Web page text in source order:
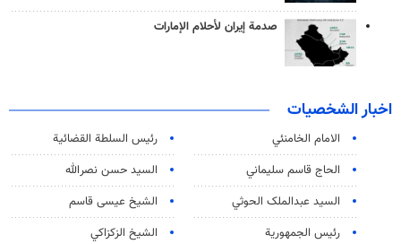
صدمة إيران لأحلام الإمارات
اخبار الشخصيات
الامام الخامنئي
رئیس السلطة القضائیة
الحاج قاسم سليماني
السيد حسن نصرالله
السید عبدالملک الحوثي
الشيخ عيسى قاسم
رئيس الجمهورية
الشيخ الزكزاكي